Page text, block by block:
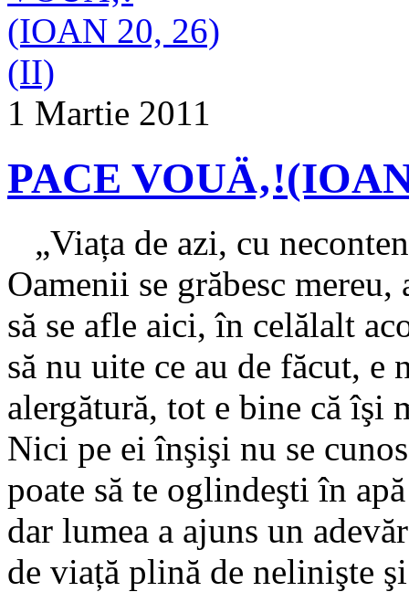
1 Martie 2011
PACE
„Viața de azi, cu
Oamenii se grăbesc mereu,
să se afle aici, în celălalt
să nu uite ce au de făcut, e
alergătură, tot e bine că îşi
Nici pe ei înşişi nu se
poate să te oglindeşti în
dar lumea a ajuns un
de viață plină de nelinişte